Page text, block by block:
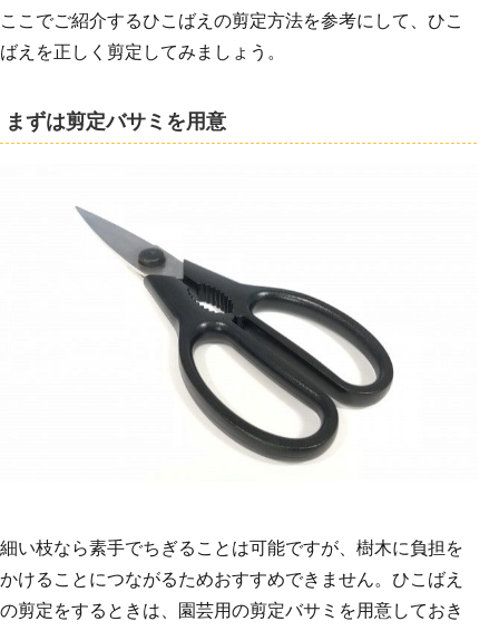
ここでご紹介するひこばえの剪定方法を参考にして、ひこ
ばえを正しく剪定してみましょう。
まずは剪定バサミを用意
細い枝なら素手でちぎることは可能ですが、樹木に負担を
かけることにつながるためおすすめできません。ひこばえ
の剪定をするときは、園芸用の剪定バサミを用意しておき